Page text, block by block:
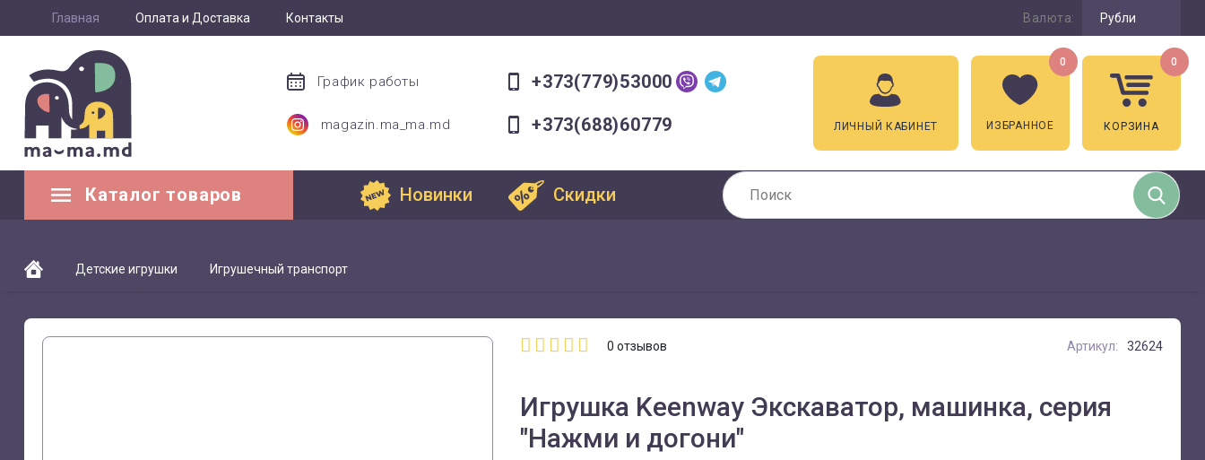
Главная Оплата и Доставка Контакты Валюта: Рубли
График работы +373(779)53000
magazin.ma_ma.md +373(688)60779 ЛИЧНЫЙ КАБИНЕТ ИЗБРАННОЕ
0
КОРЗИНА
0
Каталог товаров Новинки Скидки
Детские игрушки Игрушечный транспорт
0отзывов Артикул: 32624
Игрушка Keenway Экскаватор, машинка, серия
"Нажми и догони"